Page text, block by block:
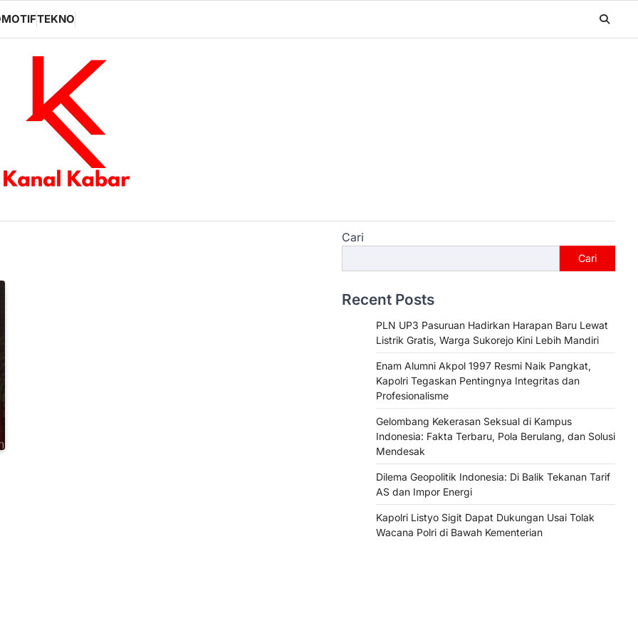
TEKNO
Cari
Cari
Recent Posts
PLN UP3 Pasuruan Hadirkan Harapan Baru Lewat
Listrik Gratis, Warga Sukorejo Kini Lebih Mandiri
Enam Alumni Akpol 1997 Resmi Naik Pangkat,
Kapolri Tegaskan Pentingnya Integritas dan
Profesionalisme
Gelombang Kekerasan Seksual di Kampus
Indonesia: Fakta Terbaru, Pola Berulang, dan Solusi
Mendesak
Dilema Geopolitik Indonesia: Di Balik Tekanan Tarif
AS dan Impor Energi
Kapolri Listyo Sigit Dapat Dukungan Usai Tolak
Wacana Polri di Bawah Kementerian